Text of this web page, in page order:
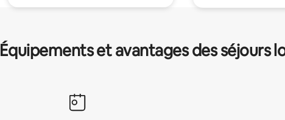
Équipements et avantages des séjours